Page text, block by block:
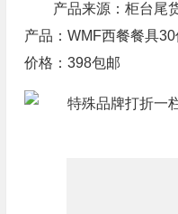
产品来源：柜台尾
产品：WMF西餐餐具30
价格：398包邮